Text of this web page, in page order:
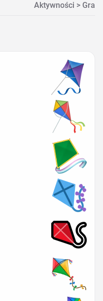
Aktywności > Gra